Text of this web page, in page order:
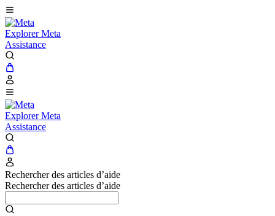
Explorer Meta
Assistance
Explorer Meta
Assistance
Rechercher des articles d’aide
Rechercher des articles d’aide